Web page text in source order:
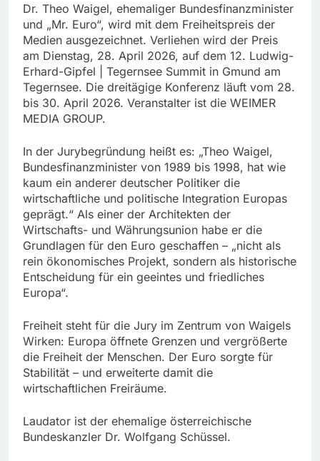
Dr. Theo Waigel, ehemaliger Bundesfinanzminister
und „Mr. Euro“, wird mit dem Freiheitspreis der
Medien ausgezeichnet. Verliehen wird der Preis
am Dienstag, 28. April 2026, auf dem 12. Ludwig-
Erhard-Gipfel | Tegernsee Summit in Gmund am
Tegernsee. Die dreitägige Konferenz läuft vom 28.
bis 30. April 2026. Veranstalter ist die WEIMER
MEDIA GROUP.
In der Jurybegründung heißt es: „Theo Waigel,
Bundesfinanzminister von 1989 bis 1998, hat wie
kaum ein anderer deutscher Politiker die
wirtschaftliche und politische Integration Europas
geprägt.“ Als einer der Architekten der
Wirtschafts- und Währungsunion habe er die
Grundlagen für den Euro geschaffen – „nicht als
rein ökonomisches Projekt, sondern als historische
Entscheidung für ein geeintes und friedliches
Europa“.
Freiheit steht für die Jury im Zentrum von Waigels
Wirken: Europa öffnete Grenzen und vergrößerte
die Freiheit der Menschen. Der Euro sorgte für
Stabilität – und erweiterte damit die
wirtschaftlichen Freiräume.
Laudator ist der ehemalige österreichische
Bundeskanzler Dr. Wolfgang Schüssel.